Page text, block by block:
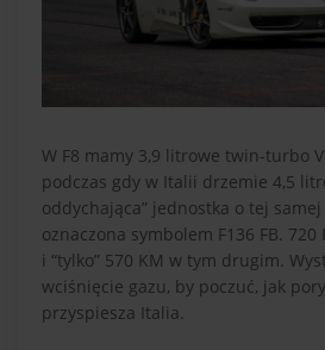
W F8 mamy 3,9 litrowe twin-turbo
podczas gdy w Italii drzemie 4,5
oddychająca” jednostka o tej
oznaczona symbolem F136 FB.
i “tylko” 570 KM w tym drugim.
wciśnięcie gazu, by poczuć, jak
przyspiesza Italia.